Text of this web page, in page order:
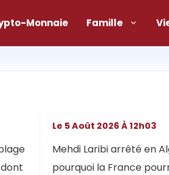
Monnaie Famille
Mehdi Laribi arrêté en
pourquoi la France
Le 5 Août 2026 À 12h03